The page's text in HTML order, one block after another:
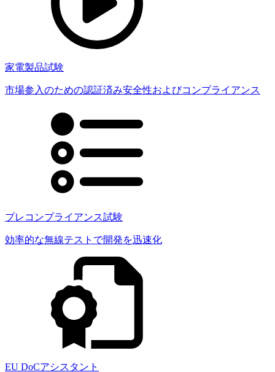
家電製品試験
市場参入のための認証済み安全性およびコンプライアンス
プレコンプライアンス試験
効率的な無線テストで開発を迅速化
EU DoCアシスタント